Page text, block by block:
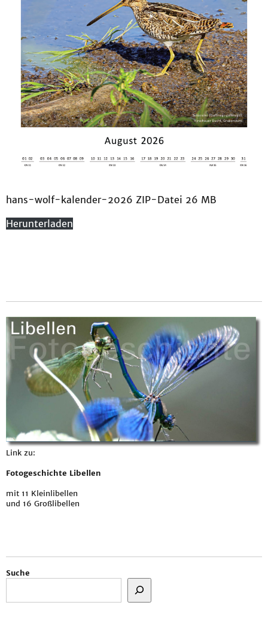
hans-wolf-kalender-2026 ZIP-Datei 26 MB
Herunterladen
Link zu:
Fotogeschichte Libellen
mit 11 Kleinlibellen
und 16 Großlibellen
Suche